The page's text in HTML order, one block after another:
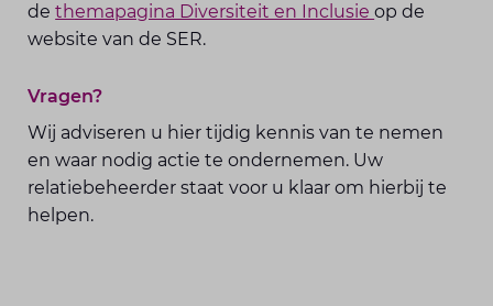
dethemapagina Diversiteit en Inclusieop de
website van de SER.
Vragen?
Wij adviseren u hier tijdig kennis van te nemen
en waar nodig actie te ondernemen. Uw
relatiebeheerder staat voor u klaar om hierbij te
helpen.